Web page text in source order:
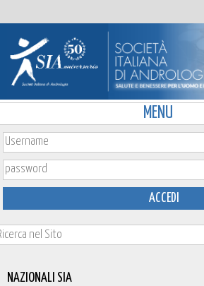
MENU
ACCEDI
NAZIONALI SIA